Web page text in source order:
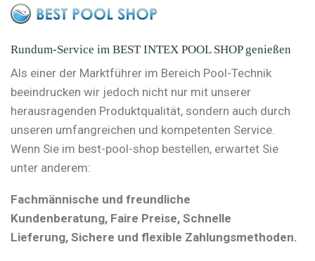
Rundum-Service im BEST INTEX POOL SHOP genießen
Als einer der Marktführer im Bereich Pool-Technik
beeindrucken wir jedoch nicht nur mit unserer
herausragenden Produktqualität, sondern auch durch
unseren umfangreichen und kompetenten Service.
Wenn Sie im best-pool-shop bestellen, erwartet Sie
unter anderem:
Fachmännische und freundliche
Kundenberatung, Faire Preise, Schnelle
Lieferung, Sichere und flexible Zahlungsmethoden.